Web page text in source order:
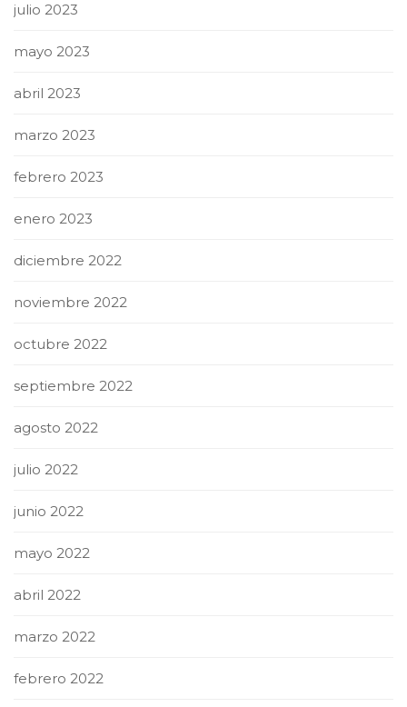
julio 2023
mayo 2023
abril 2023
marzo 2023
febrero 2023
enero 2023
diciembre 2022
noviembre 2022
octubre 2022
septiembre 2022
agosto 2022
julio 2022
junio 2022
mayo 2022
abril 2022
marzo 2022
febrero 2022